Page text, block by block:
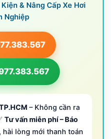
& Nâng Cấp Xe Hơi
Nghiệp
– Không cần ra
Tư vấn miễn phí – Báo
hài lòng mới thanh toán